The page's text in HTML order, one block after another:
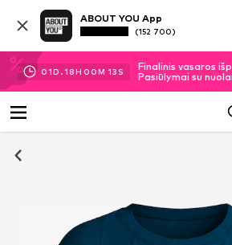
ABOUT YOU App
(152 700)
01D.18H 00M 12 S
Finalinis vasaros
Pasiūlymai su